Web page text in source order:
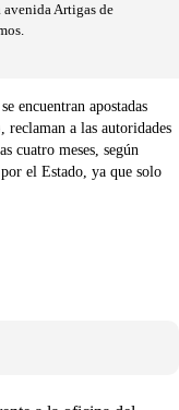
avenida Artigas de
encuentran apostadas
a las autoridades
cuatro meses, según
el Estado, ya que solo